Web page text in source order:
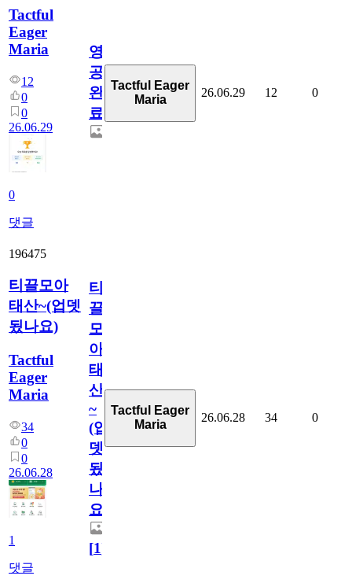
Tactful
Eager
Maria
12
0
0
26.06.29
0
댓글
영
공
완
료
Tactful Eager
Maria
26.06.29 12 0
196475
티끌모아
태산~(업뎃
됬나요)
Tactful
Eager
Maria
34
0
0
26.06.28
1
댓글
티
끌
모
아
태
산
~
(업
뎃
됬
나
요)
[1]
Tactful Eager
Maria
26.06.28 34 0